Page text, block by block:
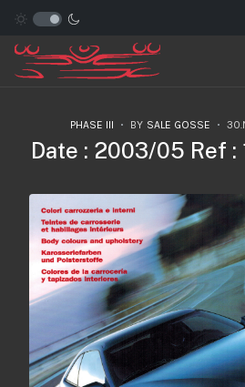
PHASE III BY SALE GOSSE
Date : 2003/05 Ref